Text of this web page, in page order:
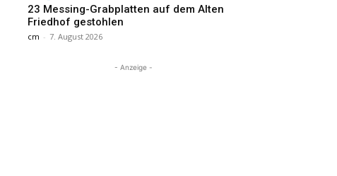
23 Messing-Grabplatten auf dem Alten
Friedhof gestohlen
cm - 7. August 2026
- Anzeige -